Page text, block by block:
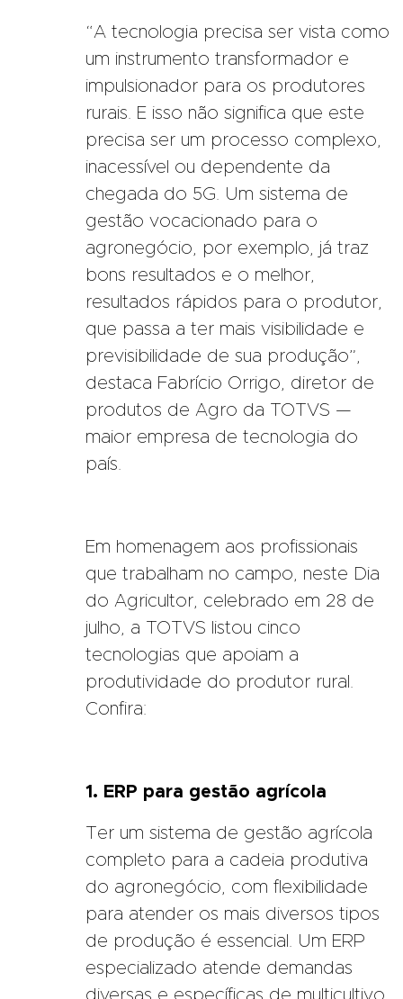
“A tecnologia precisa ser vista como
um instrumento transformador e
impulsionador para os produtores
rurais. E isso não significa que este
precisa ser um processo complexo,
inacessível ou dependente da
chegada do 5G. Um sistema de
gestão vocacionado para o
agronegócio, por exemplo, já traz
bons resultados e o melhor,
resultados rápidos para o produtor,
que passa a ter mais visibilidade e
previsibilidade de sua produção”,
destaca Fabrício Orrigo, diretor de
produtos de Agro da TOTVS —
maior empresa de tecnologia do
país.
Em homenagem aos profissionais
que trabalham no campo, neste Dia
do Agricultor, celebrado em 28 de
julho, a TOTVS listou cinco
tecnologias que apoiam a
produtividade do produtor rural.
Confira:
1. ERP para gestão agrícola
Ter um sistema de gestão agrícola
completo para a cadeia produtiva
do agronegócio, com flexibilidade
para atender os mais diversos tipos
de produção é essencial. Um ERP
especializado atende demandas
diversas e específicas de multicultivo,